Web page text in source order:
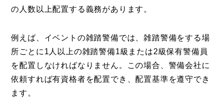
の人数以上配置する義務があります。
例えば、イベントの雑踏警備では、雑踏警備をする場
所ごとに1人以上の雑踏警備1級または2級保有警備員
を配置しなければなりません。この場合、警備会社に
依頼すれば有資格者を配置でき、配置基準を遵守でき
ます。